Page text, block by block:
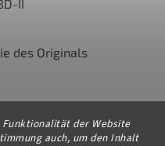
Funktionalität der Website
auch, um den Inhalt
II
des Originals